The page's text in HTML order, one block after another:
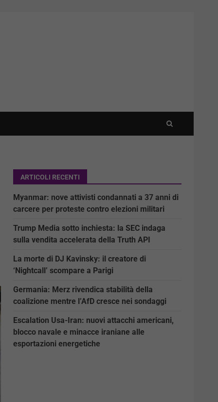
ARTICOLI RECENTI
Myanmar: nove attivisti condannati a 37 anni di
carcere per proteste contro elezioni militari
Trump Media sotto inchiesta: la SEC indaga
sulla vendita accelerata della Truth API
La morte di DJ Kavinsky: il creatore di
‘Nightcall’ scompare a Parigi
Germania: Merz rivendica stabilità della
coalizione mentre l’AfD cresce nei sondaggi
Escalation Usa-Iran: nuovi attacchi americani,
blocco navale e minacce iraniane alle
esportazioni energetiche